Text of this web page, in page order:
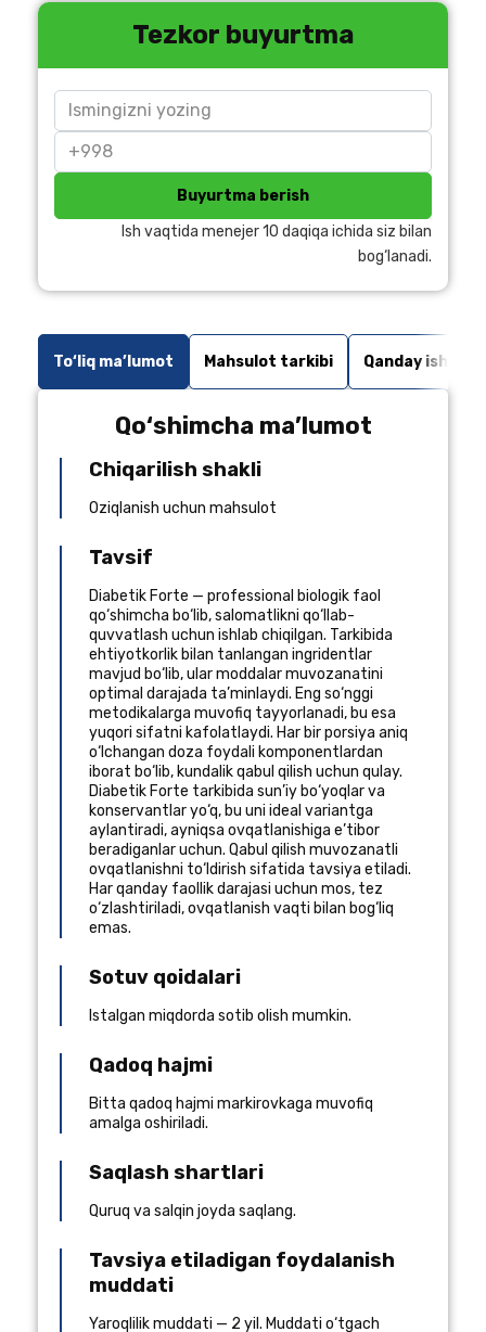
Tezkor buyurtma
Buyurtma berish
Ish vaqtida menejer 10 daqiqa ichida siz bilan
bog‘lanadi.
To‘liq ma’lumot Mahsulot tarkibi Qanday
Qo‘shimcha ma’lumot
Chiqarilish shakli
Oziqlanish uchun mahsulot
Tavsif
Diabetik Forte — professional biologik faol
qo‘shimcha bo‘lib, salomatlikni qo‘llab-
quvvatlash uchun ishlab chiqilgan. Tarkibida
ehtiyotkorlik bilan tanlangan ingridentlar
mavjud bo‘lib, ular moddalar muvozanatini
optimal darajada ta’minlaydi. Eng so‘nggi
metodikalarga muvofiq tayyorlanadi, bu esa
yuqori sifatni kafolatlaydi. Har bir porsiya aniq
o‘lchangan doza foydali komponentlardan
iborat bo‘lib, kundalik qabul qilish uchun qulay.
Diabetik Forte tarkibida sun’iy bo‘yoqlar va
konservantlar yo‘q, bu uni ideal variantga
aylantiradi, ayniqsa ovqatlanishiga e’tibor
beradiganlar uchun. Qabul qilish muvozanatli
ovqatlanishni to‘ldirish sifatida tavsiya etiladi.
Har qanday faollik darajasi uchun mos, tez
o‘zlashtiriladi, ovqatlanish vaqti bilan bog‘liq
emas.
Sotuv qoidalari
Istalgan miqdorda sotib olish mumkin.
Qadoq hajmi
Bitta qadoq hajmi markirovkaga muvofiq
amalga oshiriladi.
Saqlash shartlari
Quruq va salqin joyda saqlang.
Tavsiya etiladigan foydalanish
muddati
Yaroqlilik muddati — 2 yil. Muddati o‘tgach